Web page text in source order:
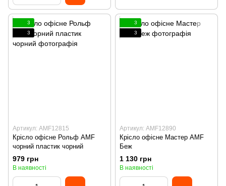
3
3
Артикул: AMF12815
Крісло офісне Рольф AMF
чорний пластик чорний
979 грн
В наявності
3
3
Артикул: AMF12890
Крісло офісне Мастер AMF
Беж
1 130 грн
В наявності